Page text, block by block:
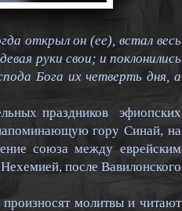
открыл он (ее), встал весь
руки свои; и поклонились
Бога их четверть дня, а
праздников эфиопских
гору Синай, на
союза между еврейским
после Вавилонского
молитвы и читают